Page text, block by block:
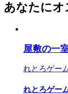
あなたにオ
屋敷の一
れとろゲー
れとろゲー